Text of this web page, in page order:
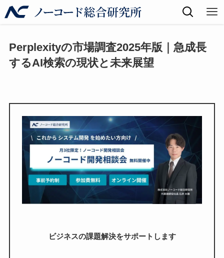
Perplexityの市場調査2025年版｜急成長
するAI検索の現状と未来展望
ビジネスの課題解決をサポートします